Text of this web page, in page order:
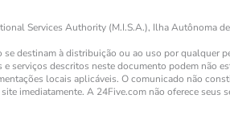
Services Authority (M.I.S.A.), Ilha Autônoma
destinam à distribuição ou ao uso por qualquer
descritos neste documento podem não
locais aplicáveis. O comunicado não
imediatamente. A 24Five.com não oferece seus